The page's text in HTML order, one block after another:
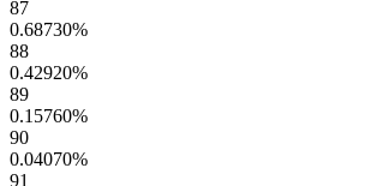
87
0.68730%
88
0.42920%
89
0.15760%
90
0.04070%
91